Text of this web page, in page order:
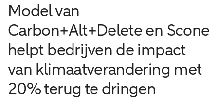
Model van
Carbon+Alt+Delete en Scone
helpt bedrijven de impact
van klimaatverandering met
20% terug te dringen